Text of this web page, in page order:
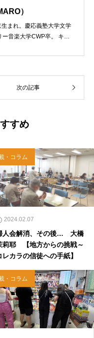
）
まれ。慶応義塾大学文学
音楽大学CWP卒。 キリ
政書士。2020年7月よりク
（@kamiumach）」の運営
」。 著書に『聖書を読んだ
日本実業出版）、『人生
世界一ゆるい聖書入門』、
教室』（「ふざけ担当」LE
）などがある。新著<a hr
『ふっと心がラ
聖書のことば』（大和書
３月１５日発売。
次の記事
すめ
・コラム
2024.02.07
人会解消、その後… 大橋
莉耶 【地方からの挑戦～
レカラの信徒への手紙】
・コラム